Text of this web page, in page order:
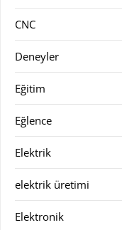
CNC
Deneyler
Eğitim
Eğlence
Elektrik
elektrik üretimi
Elektronik